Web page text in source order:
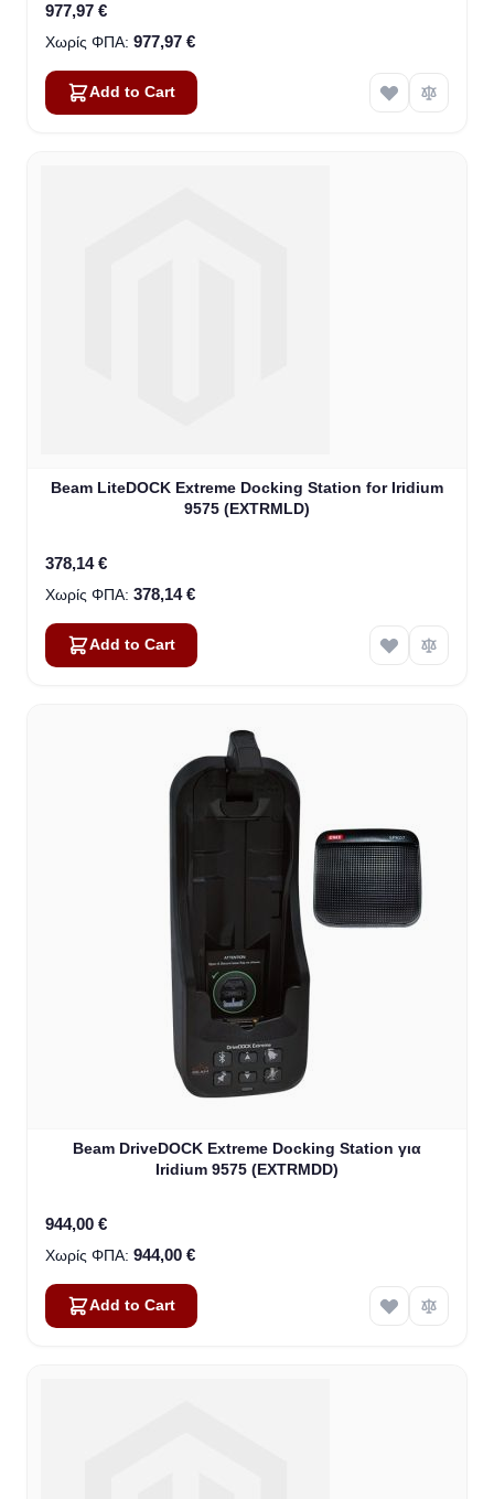
977,97 €
977,97 €
Add to Cart
Beam LiteDOCK Extreme Docking Station for Iridium
9575 (EXTRMLD)
378,14 €
378,14 €
Add to Cart
Beam DriveDOCK Extreme Docking Station για
Iridium 9575 (EXTRMDD)
944,00 €
944,00 €
Add to Cart